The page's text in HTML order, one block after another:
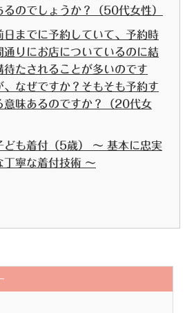
るのでしょうか？（50代女性）
日までに予約していて、予約時
通りにお店についているのに結
待たされることが多いのです
、なぜですか？そもそも予約す
意味あるのですか？（20代女
ども着付（5歳） ～ 基本に忠実
丁寧な着付技術 ～